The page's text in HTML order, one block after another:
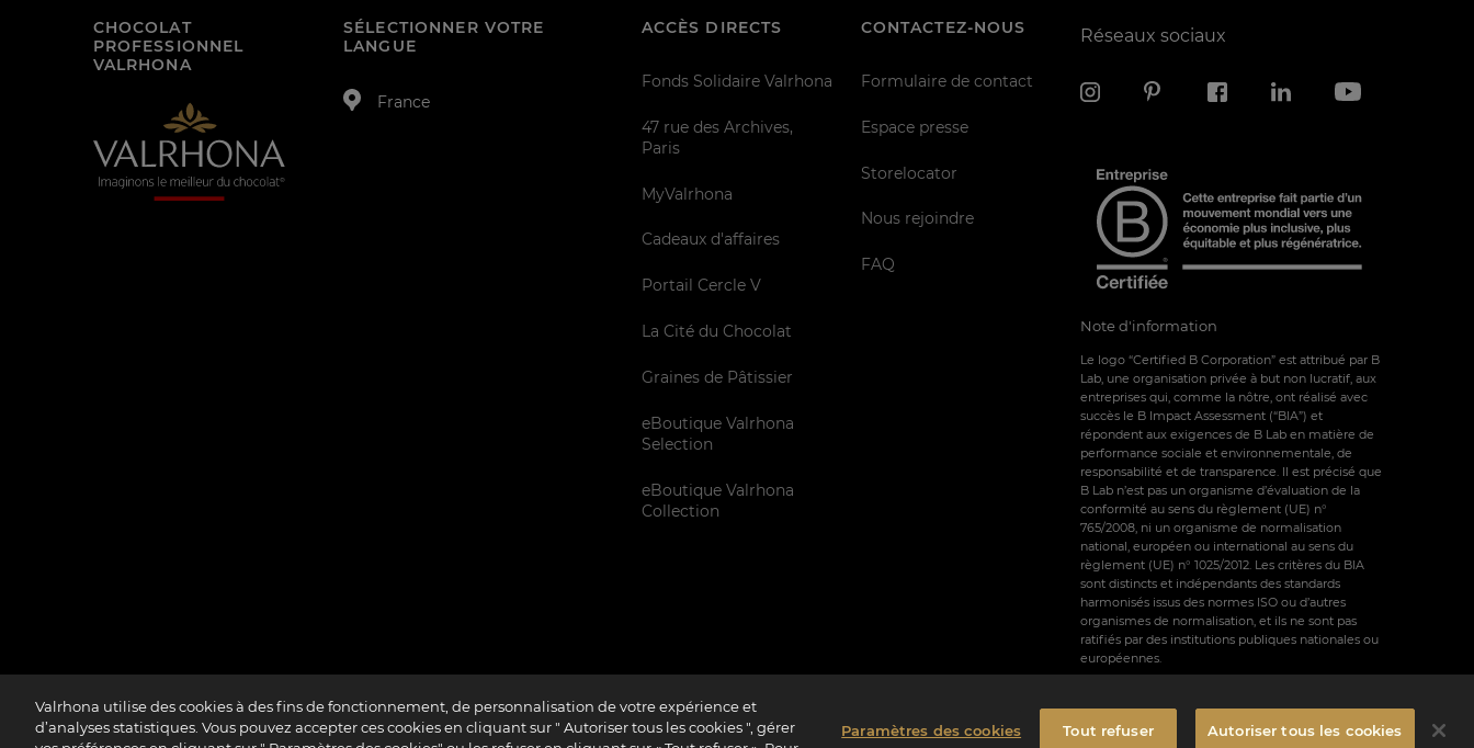
CHOCOLAT
PROFESSIONNEL
VALRHONA
SÉLECTIONNER VOTRE
LANGUE
France
ACCÈS DIRECTS
Fonds Solidaire Valrhona
47 rue des Archives,
Paris
MyValrhona
Cadeaux d'affaires
Portail Cercle V
La Cité du Chocolat
Graines de Pâtissier
eBoutique Valrhona
Selection
eBoutique Valrhona
Collection
CONTACTEZ-NOUS
Formulaire de contact
Espace presse
Storelocator
Nous rejoindre
FAQ
Réseaux sociaux
Note d'information
Le logo “Certified B Corporation” est attribué par B
Lab, une organisation privée à but non lucratif, aux
entreprises qui, comme la nôtre, ont réalisé avec
succès le B Impact Assessment (“BIA”) et
répondent aux exigences de B Lab en matière de
performance sociale et environnementale, de
responsabilité et de transparence. Il est précisé que
B Lab n’est pas un organisme d’évaluation de la
conformité au sens du règlement (UE) n°
765/2008, ni un organisme de normalisation
national, européen ou international au sens du
règlement (UE) n° 1025/2012. Les critères du BIA
sont distincts et indépendants des standards
harmonisés issus des normes ISO ou d’autres
organismes de normalisation, et ils ne sont pas
ratifiés par des institutions publiques nationales ou
européennes.
Accessibilité : partiellement conforme à 72% Informations Légales Politique Cookies Paramètres des Cookies Conditions générales
Valrhona utilise des cookies à des fins de fonctionnement, de personnalisation de votre expérience et
d’analyses statistiques. Vous pouvez accepter ces cookies en cliquant sur " Autoriser tous les cookies ", gérer
Paramètres des cookies Tout refuser Autoriser tous les cookies